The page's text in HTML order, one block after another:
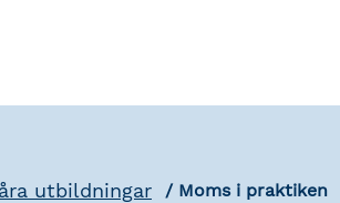
utbildningar Moms i praktiken